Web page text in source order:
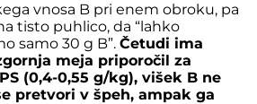
vnosa B pri enem obroku, pa
tisto puhlico, da “lahko
samo 30 g B”. Četudi ima
meja priporočil za
(0,4-0,55 g/kg), višek B ne
pretvori v špeh, ampak ga